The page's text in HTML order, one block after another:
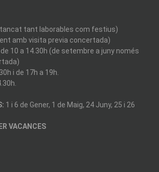
tant laborables com festius)
amb visita previa concertada)
de 10 a 14.30h (de setembre a juny només
i de 17h a 19h.
1 i 6 de Gener, 1 de Maig, 24 Juny, 25 i 26
VACANCES